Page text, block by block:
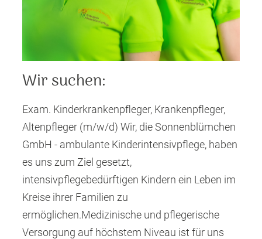
Wir suchen:
Exam. Kinderkrankenpfleger, Krankenpfleger,
Altenpfleger (m/w/d) Wir, die Sonnenblümchen
GmbH - ambulante Kinderintensivpflege, haben
es uns zum Ziel gesetzt,
intensivpflegebedürftigen Kindern ein Leben im
Kreise ihrer Familien zu
ermöglichen.Medizinische und pflegerische
Versorgung auf höchstem Niveau ist für uns